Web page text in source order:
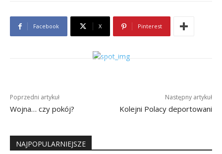
Facebook X Pinterest
Poprzedni artykuł
Wojna… czy pokój?
Następny artykuł
Kolejni Polacy deportowani
NAJPOPULARNIEJSZE